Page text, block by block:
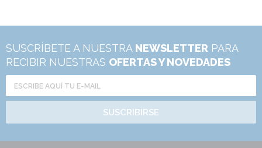
SUSCRÍBETE A NUESTRA NEWSLETTER PARA
RECIBIR NUESTRAS OFERTAS Y NOVEDADES
SUSCRIBIRSE